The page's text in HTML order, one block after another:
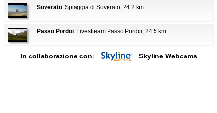
Soverato: Spiaggia di Soverato , 24.2 km.
Passo Pordoi: Livestream Passo Pordoi , 24.5 km.
In collaborazione con: Skyline Webcams